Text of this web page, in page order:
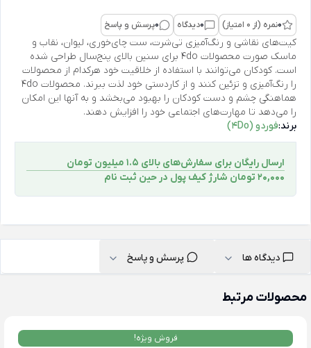
0نمره (از 0 امتیاز) 0دیدگاه 0پرسش و پاسخ
کیت‌های نقاشی و رنگ‌آمیزی تی‌شرت، ست چای‌خوری، لیوان، نقاب و
ماسک صورت محصولات 4do برای سنین بالای پنج‌سال طراحی شده
است. کودکان می‌توانند با استفاده از خلاقیت خود هرکدام از محصولات
را رنگ‌آمیزی و تزئین کنند و از کاردستی خود لذت ببرند. محصولات 4do
هماهنگی چشم و دست کودکان را بهبود می‌بخشد و به آنها این امکان
را می‌دهد تا مهارت‌های اجتماعی خود را افزایش دهند.
برند:فوردو (4Do)
ارسال رایگان برای سفارش‌های بالای 1.5 میلیون تومان
۲۰,۰۰۰ تومان شارژ کیف پول در حین ثبت ‌نام
دیدگاه ها پرسش و پاسخ
محصولات مرتبط
فروش ویژه!